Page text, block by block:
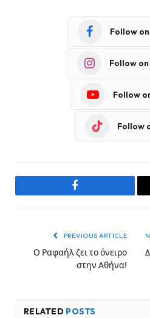
Follow
Follow
Follow
Follow
Facebook
PREVIOUS ARTICLE
Ο Ραφαήλ ζει το όνειρο
στην Αθήνα!
RELATED POSTS